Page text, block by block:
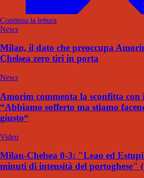
Continua la lettura
News
Milan, il dato che preoccupa
Chelsea zero tiri in porta
News
Amorim commenta la sconfitta con
“Abbiamo sofferto ma stiamo
giusto“
Video
Milan-Chelsea 0-3: "Leao ed
minuti di intensità del portoghese"